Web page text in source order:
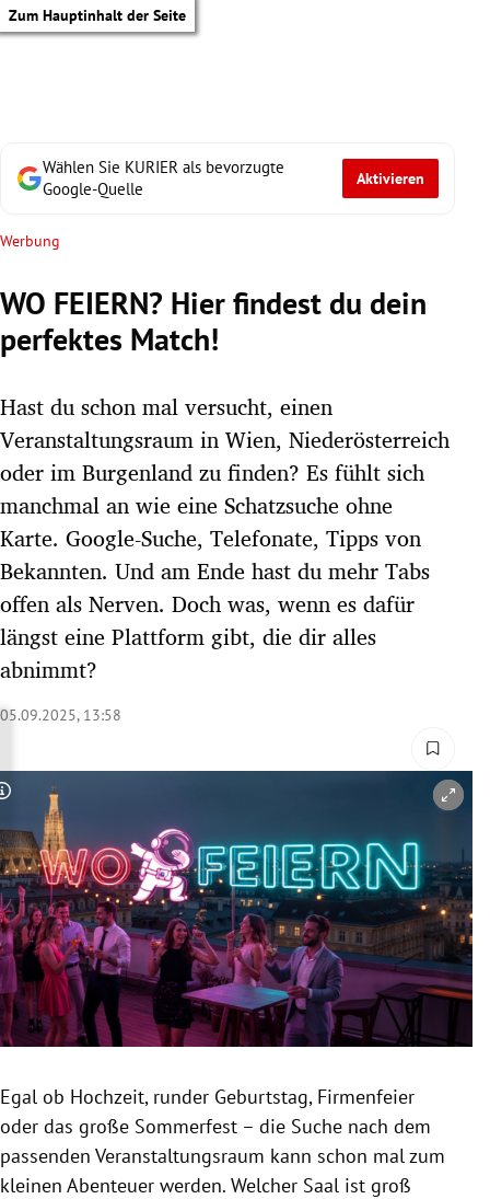
Zum Hauptinhalt der Seite
Untermenü
Untermenü
Untermenü
Untermenü
Untermenü
Untermenü
Untermenü
Untermenü
Untermenü
Untermenü
Wählen Sie KURIER als bevorzugte
Google-Quelle
Aktivieren
Werbung
WO FEIERN? Hier findest du dein
perfektes Match!
Hast du schon mal versucht, einen
Veranstaltungsraum in Wien, Niederösterreich
oder im Burgenland zu finden? Es fühlt sich
manchmal an wie eine Schatzsuche ohne
Karte. Google-Suche, Telefonate, Tipps von
Bekannten. Und am Ende hast du mehr Tabs
offen als Nerven. Doch was, wenn es dafür
längst eine Plattform gibt, die dir alles
abnimmt?
05.09.2025, 13:58
Copyright-Hinweis öffnen/schließen
Egal ob Hochzeit, runder Geburtstag, Firmenfeier
oder das große Sommerfest – die Suche nach dem
passenden Veranstaltungsraum kann schon mal zum
kleinen Abenteuer werden. Welcher Saal ist groß